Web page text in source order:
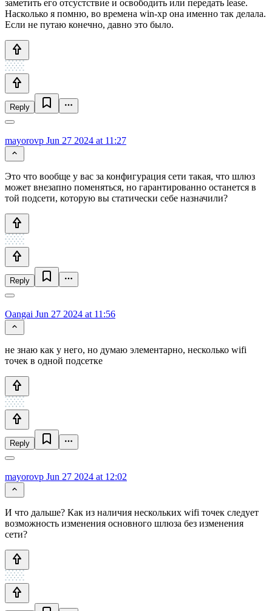
заметить его отсустствие и освободить или передать lease.
Насколько я помню, во времена win-xp она именно так делала.
Если не путаю конечно, давно это было.
Reply
mayorovp Jun 27 2024 at 11:27
Это что вообще у вас за конфигурация сети такая, что шлюз
может внезапно поменяться, но гарантированно останется в
той подсети, которую вы статически себе назначили?
Reply
Oangai Jun 27 2024 at 11:56
не знаю как у него, но думаю элементарно, несколько wifi
точек в одной подсетке
Reply
mayorovp Jun 27 2024 at 12:02
И что дальше? Как из наличия нескольких wifi точек следует
возможность изменения основного шлюза без изменения
сети?